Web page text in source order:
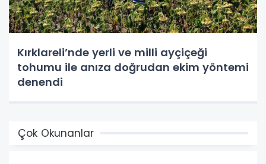
Kırklareli’nde yerli ve milli ayçiçeği
tohumu ile anıza doğrudan ekim yöntemi
denendi
Çok Okunanlar